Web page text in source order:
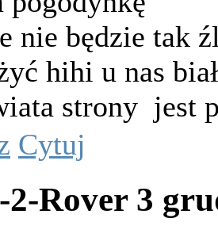
nie będzie tak
hihi u nas
strony jest
Cytuj
2-Rover 3